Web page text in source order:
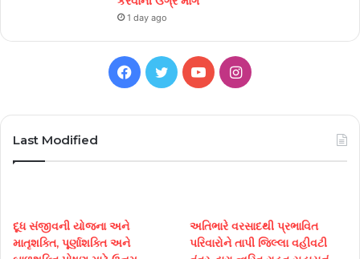
1 day ago
Facebook
TwitterYouTubeInstagram
Last Modified
દૂધ સંજીવની યોજના અને
માતૃશક્તિ, પૂર્ણાશક્તિ અને
અતિભારે વરસાદથી પ્રભાવિત
પરિવારોને તાપી જિલ્લા વહીવટી